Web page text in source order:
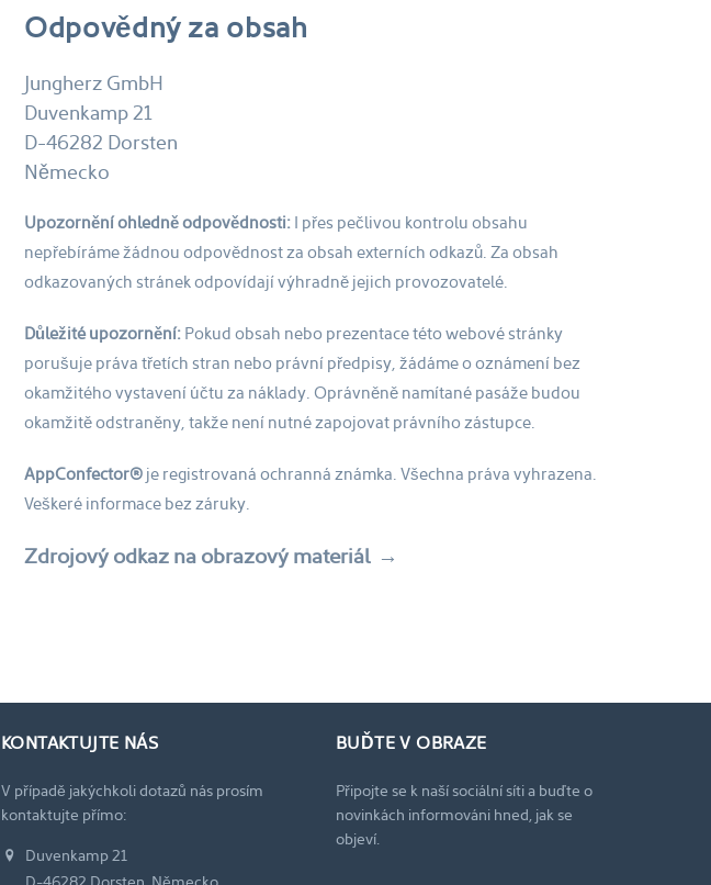
Odpovědný za obsah
Jungherz GmbH
Duvenkamp 21
D-46282 Dorsten
Německo
Upozornění ohledně odpovědnosti: I přes pečlivou kontrolu obsahu
nepřebíráme žádnou odpovědnost za obsah externích odkazů. Za obsah
odkazovaných stránek odpovídají výhradně jejich provozovatelé.
Důležité upozornění: Pokud obsah nebo prezentace této webové stránky
porušuje práva třetích stran nebo právní předpisy, žádáme o oznámení bez
okamžitého vystavení účtu za náklady. Oprávněně namítané pasáže budou
okamžitě odstraněny, takže není nutné zapojovat právního zástupce.
AppConfector® je registrovaná ochranná známka. Všechna práva vyhrazena.
Veškeré informace bez záruky.
Zdrojový odkaz na obrazový materiál
KONTAKTUJTE NÁS
V případě jakýchkoli dotazů nás prosím
kontaktujte přímo:
Duvenkamp 21
BUĎTE V OBRAZE
Připojte se k naší sociální síti a buďte o
novinkách informováni hned, jak se
objeví.